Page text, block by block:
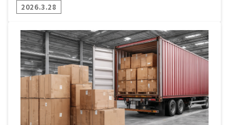
2026.3.28